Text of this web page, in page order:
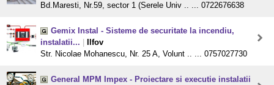
Bd.Maresti, Nr.59, sector 1 (Serele Univ .. ... 0722676638
Gemix Instal - Sisteme de securitate la incendiu,
instalatii...
Ilfov
Str. Nicolae Mohanescu, Nr. 25 A, Volunt .. ... 0757027730
General MPM Impex - Proiectare si executie instalatii